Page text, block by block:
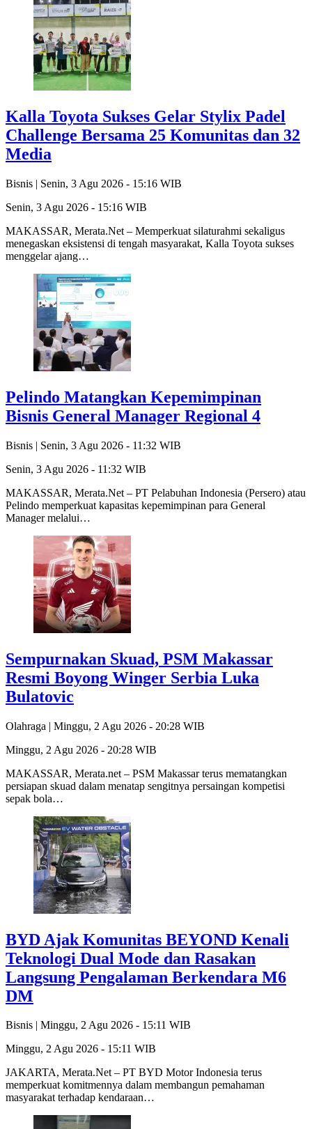
Kalla Toyota Sukses Gelar Stylix Padel
Challenge Bersama 25 Komunitas dan 32
Media
Bisnis | Senin, 3 Agu 2026 - 15:16 WIB
Senin, 3 Agu 2026 - 15:16 WIB
MAKASSAR, Merata.Net – Memperkuat silaturahmi sekaligus
menegaskan eksistensi di tengah masyarakat, Kalla Toyota sukses
menggelar ajang…
Pelindo Matangkan Kepemimpinan
Bisnis General Manager Regional 4
Bisnis | Senin, 3 Agu 2026 - 11:32 WIB
Senin, 3 Agu 2026 - 11:32 WIB
MAKASSAR, Merata.Net – PT Pelabuhan Indonesia (Persero) atau
Pelindo memperkuat kapasitas kepemimpinan para General
Manager melalui…
Sempurnakan Skuad, PSM Makassar
Resmi Boyong Winger Serbia Luka
Bulatovic
Olahraga | Minggu, 2 Agu 2026 - 20:28 WIB
Minggu, 2 Agu 2026 - 20:28 WIB
MAKASSAR, Merata.net – PSM Makassar terus mematangkan
persiapan skuad dalam menatap sengitnya persaingan kompetisi
sepak bola…
BYD Ajak Komunitas BEYOND Kenali
Teknologi Dual Mode dan Rasakan
Langsung Pengalaman Berkendara M6
DM
Bisnis | Minggu, 2 Agu 2026 - 15:11 WIB
Minggu, 2 Agu 2026 - 15:11 WIB
JAKARTA, Merata.Net – PT BYD Motor Indonesia terus
memperkuat komitmennya dalam membangun pemahaman
masyarakat terhadap kendaraan…